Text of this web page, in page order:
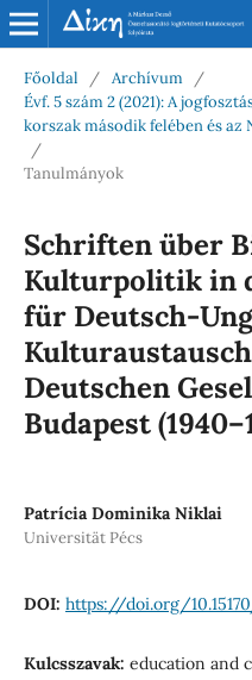
Főoldal / Archívum
/
Évf. 5 szám 2 (2021): A
korszak második felében és az
/
Tanulmányok
Schriften über
Kulturpolitik in
für Deutsch-
Deutschen
Budapest
Patrícia Dominika Niklai
Universität Pécs
DOI: https://doi.org/
Kulcsszavak: education and